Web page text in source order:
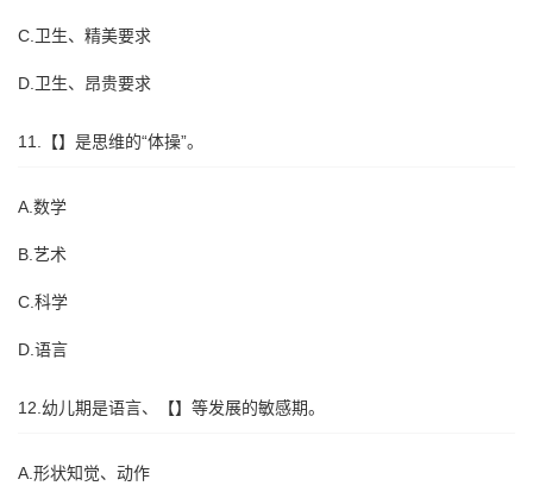
C.卫生、精美要求
D.卫生、昂贵要求
11.【】是思维的“体操”。
A.数学
B.艺术
C.科学
D.语言
12.幼儿期是语言、【】等发展的敏感期。
A.形状知觉、动作